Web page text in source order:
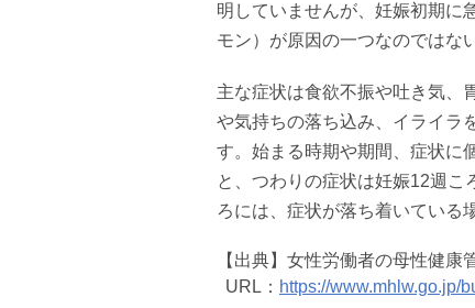
明していませんが、妊娠初期に
モン）が原因の一つなのではな
主な症状は食欲不振や吐き気、
や気持ちの落ち込み、イライラ
す。始まる時期や期間、症状に
と、つわりの症状は妊娠12週こ
ろには、症状が落ち着いている
【出典】女性労働者の母性健
URL： https://www.mhlw.go.jp/